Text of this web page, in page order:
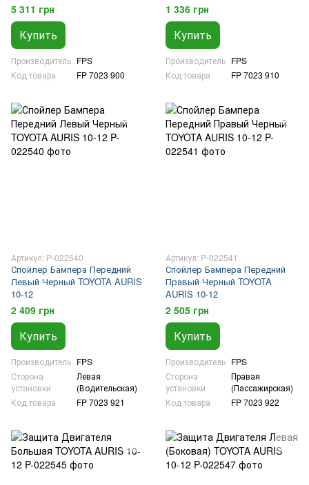
5 311 грн
Купить
Производитель FPS
Код товара
FP 7023 900
1 336 грн
Купить
Производитель FPS
Код товара
FP 7023 910
Артикул: P-022540
Спойлер Бампера Передний
Левый Черный TOYOTA AURIS
10-12
2 409 грн
Купить
Производитель FPS
Сторона
установки
Левая
(Водительская)
Код товара
FP 7023 921
Артикул: P-022541
Спойлер Бампера Передний
Правый Черный TOYOTA
AURIS 10-12
2 505 грн
Купить
Производитель FPS
Сторона
установки
Правая
(Пассажирская)
Код товара
FP 7023 922